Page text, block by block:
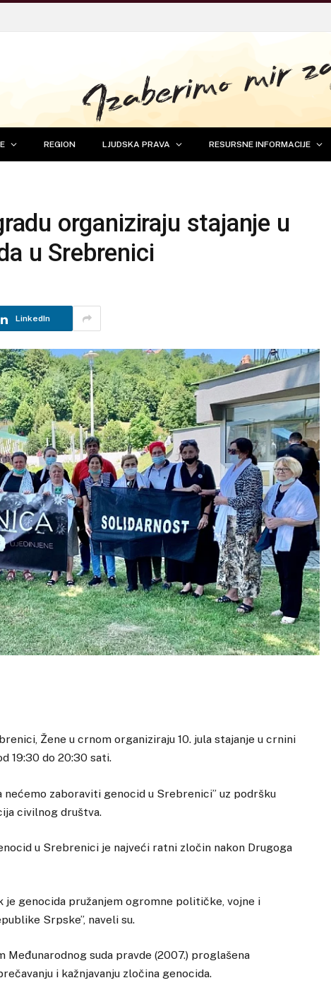
REGION LJUDSKA PRAVA RESURSNE INFORMACIJE
organiziraju stajanje u
u Srebrenici
LinkedIn
Žene u crnom organiziraju 10. jula stajanje u crnini
19:30 do 20:30 sati.
nećemo zaboraviti genocid u Srebrenici” uz podršku
civilnog društva.
u Srebrenici je najveći ratni zločin nakon Drugoga
je genocida pružanjem ogromne političke, vojne i
Srpske”, naveli su.
Međunarodnog suda pravde (2007.) proglašena
i kažnjavanju zločina genocida.